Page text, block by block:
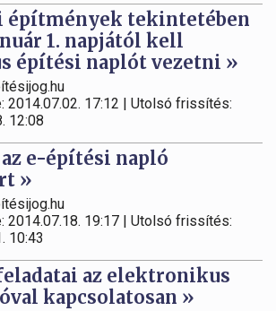
építmények tekintetében
1. napjától kell
építési naplót vezetni »
2014.07.02. 17:12 | Utolsó frissítés:
12:08
e-építési napló
»
2014.07.18. 19:17 | Utolsó frissítés:
10:43
az elektronikus
kapcsolatosan »